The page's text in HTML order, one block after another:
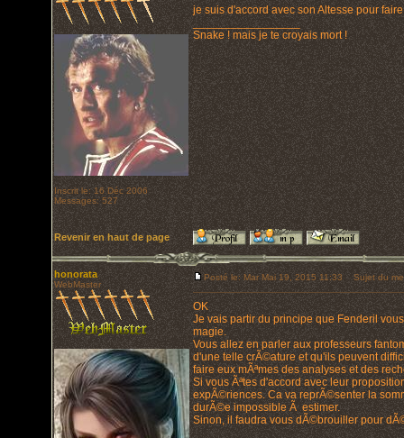
Inscrit le: 16 Déc 2006
Messages: 527
je suis d'accord avec son Altesse pour
_________________
Snake ! mais je te croyais mort !
Revenir en haut de page
honorata
WebMaster
Posté le: Mar Mai 19, 2015 11:33 Sujet du
OK
Je vais partir du principe que Fenderil
magie.
Vous allez en parler aux professeurs
d'une telle crÃ©ature et qu'ils peuvent
faire eux mÃªmes des analyses et des
Si vous Ãªtes d'accord avec leur
expÃ©riences. Ca va reprÃ©senter la
durÃ©e impossible Ã estimer.
Sinon, il faudra vous dÃ©brouiller pour